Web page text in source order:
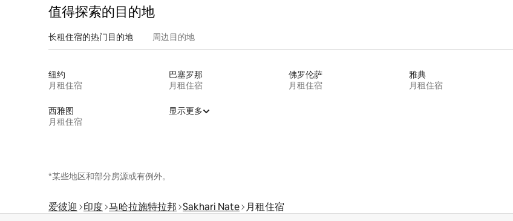
值得探索的目的地
长租住宿的热门目的地 周边目的地
纽约
月租住宿
巴塞罗那
月租住宿
佛罗伦萨
月租住宿
雅典
月租住宿
西雅图
月租住宿
显示更多
*某些地区和部分房源或有例外。
爱彼迎 印度 马哈拉施特拉邦 Sakhari Nate 月租住宿